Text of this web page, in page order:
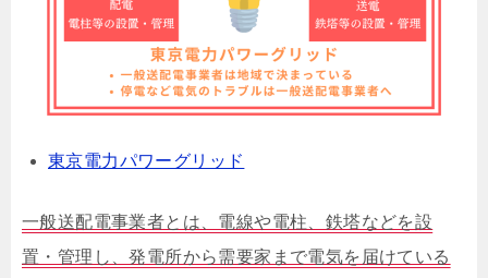
東京電力パワーグリッド
一般送配電事業者とは、電線や電柱、鉄塔などを設
置・管理し、発電所から需要家まで電気を届けている